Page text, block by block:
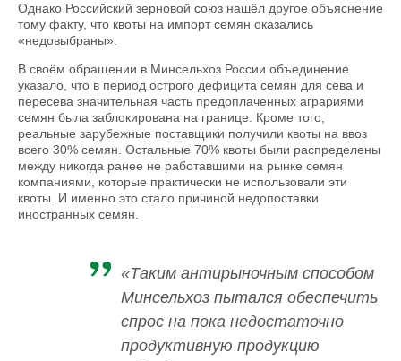
Однако Российский зерновой союз нашёл другое объяснение
тому факту, что квоты на импорт семян оказались
«недовыбраны».
В своём обращении в Минсельхоз России объединение
указало, что в период острого дефицита семян для сева и
пересева значительная часть предоплаченных аграриями
семян была заблокирована на границе. Кроме того,
реальные зарубежные поставщики получили квоты на ввоз
всего 30% семян. Остальные 70% квоты были распределены
между никогда ранее не работавшими на рынке семян
компаниями, которые практически не использовали эти
квоты. И именно это стало причиной недопоставки
иностранных семян.
«Таким антирыночным способом
Минсельхоз пытался обеспечить
спрос на пока недостаточно
продуктивную продукцию